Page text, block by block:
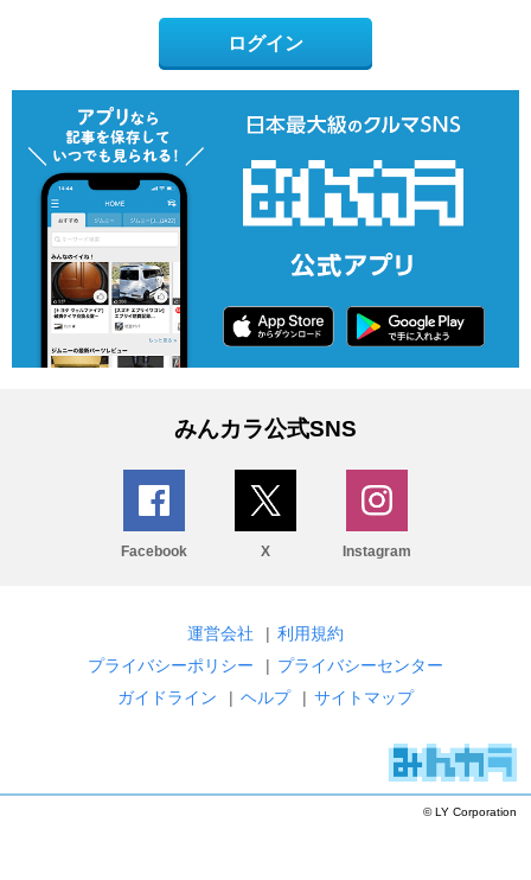
ログイン
みんカラ公式SNS
Facebook X Instagram
運営会社 | 利用規約
プライバシーポリシー
| プライバシーセンター
ガイドライン
| ヘルプ | サイトマップ
© LY Corporation